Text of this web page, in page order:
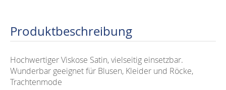
Produktbeschreibung
Hochwertiger Viskose Satin, vielseitig einsetzbar.
Wunderbar geeignet für Blusen, Kleider und Röcke,
Trachtenmode